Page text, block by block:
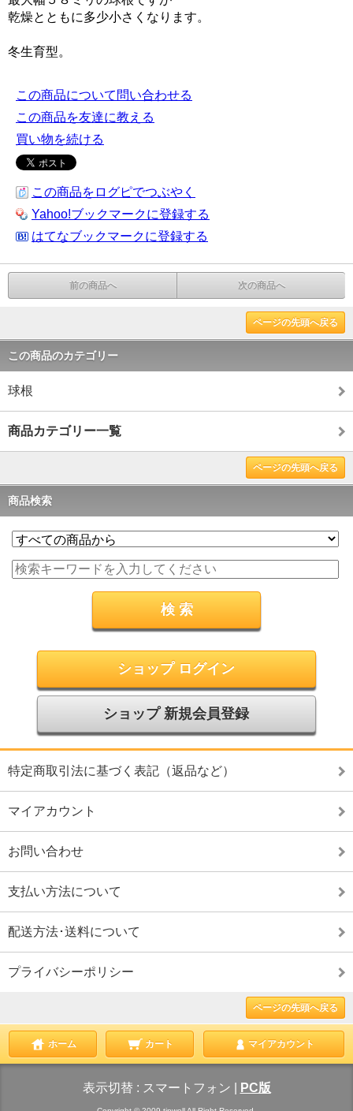
乾燥とともに多少小さくなります。
冬生育型。
この商品について問い合わせる
この商品を友達に教える
買い物を続ける
この商品をログピでつぶやく
Yahoo!ブックマークに登録する
はてなブックマークに登録する
前の商品へ 次の商品へ
ページの先頭へ戻る
この商品のカテゴリー
球根
商品カテゴリー一覧
ページの先頭へ戻る
商品検索
ショップ ログイン
ショップ 新規会員登録
特定商取引法に基づく表記（返品など）
マイアカウント
お問い合わせ
支払い方法について
配送方法･送料について
プライバシーポリシー
ページの先頭へ戻る
ホーム カート マイアカウント
表示切替 : スマートフォン PC版